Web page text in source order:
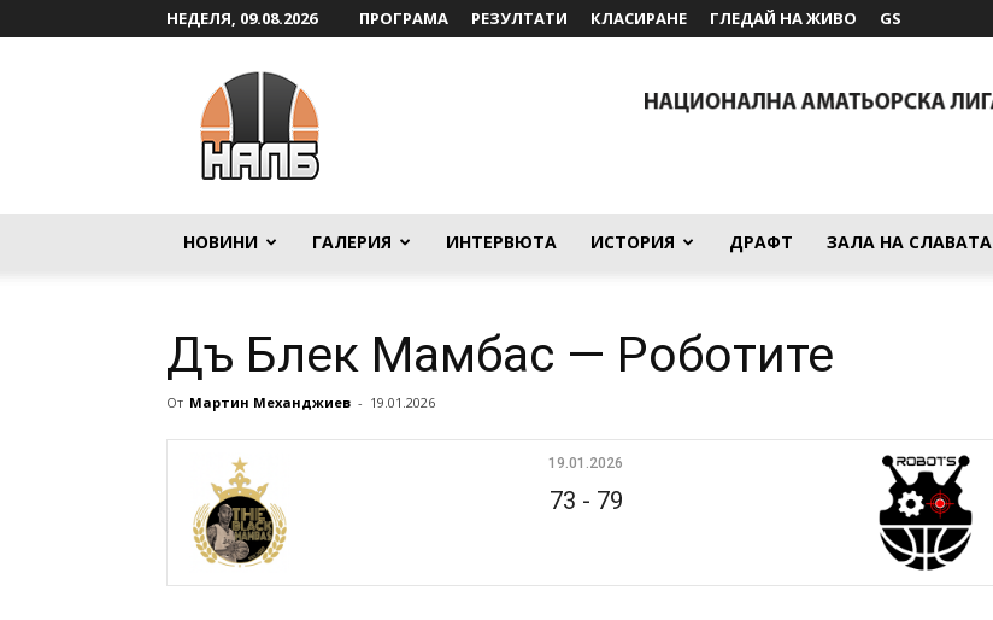
НЕДЕЛЯ, 09.08.2026 ПРОГРАМА РЕЗУЛТАТИ КЛАСИРАНЕ ГЛЕДАЙ НА ЖИВО GS
НОВИНИ ГАЛЕРИЯ ИНТЕРВЮТА ИСТОРИЯ ДРАФТ ЗАЛА НА СЛАВАТА
Дъ Блек Мамбас — Роботите
От Мартин Механджиев - 19.01.2026
19.01.2026
73 - 79